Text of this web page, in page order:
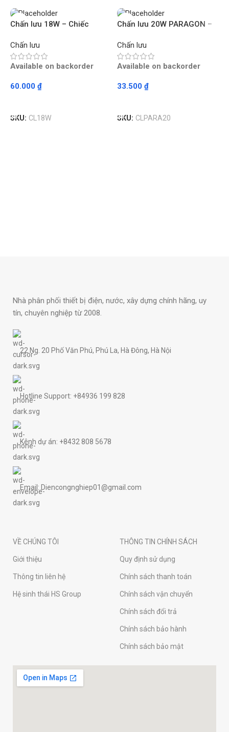
Chấn lưu 18W – Chiếc
Chấn lưu
Available on backorder
60.000 ₫
SKU: CL18W
Chấn lưu 20W PARAGON –
Chấn lưu
Available on backorder
33.500 ₫
SKU: CLPARA20
Nhà phân phối thiết bị điện, nước, xây dựng chính hãng, uy
tín, chuyên nghiệp từ 2008.
22 Ng. 20 Phố Văn Phú, Phú La, Hà Đông, Hà Nội
Hotline Support: +84936 199 828
Kênh dự án: +8432 808 5678
Email: Diencongnghiep01@gmail.com
VỀ CHÚNG TÔI
Giới thiệu
Thông tin liên hệ
Hệ sinh thái HS Group
THÔNG TIN CHÍNH SÁCH
Quy định sử dụng
Chính sách thanh toán
Chính sách vận chuyển
Chính sách đổi trả
Chính sách bảo hành
Chính sách bảo mật